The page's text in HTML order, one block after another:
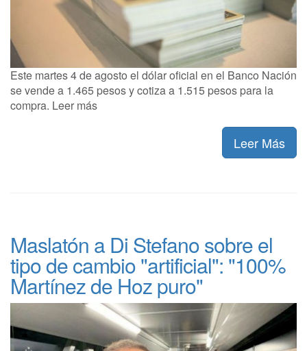
Este martes 4 de agosto el dólar oficial en el Banco Nación
se vende a 1.465 pesos y cotiza a 1.515 pesos para la
compra. Leer más
Leer Más
Maslatón a Di Stefano sobre el
tipo de cambio "artificial": "100%
Martínez de Hoz puro"